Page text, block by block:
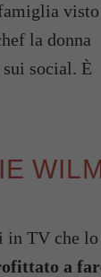
visto
la donna
social. È
in TV che lo
a